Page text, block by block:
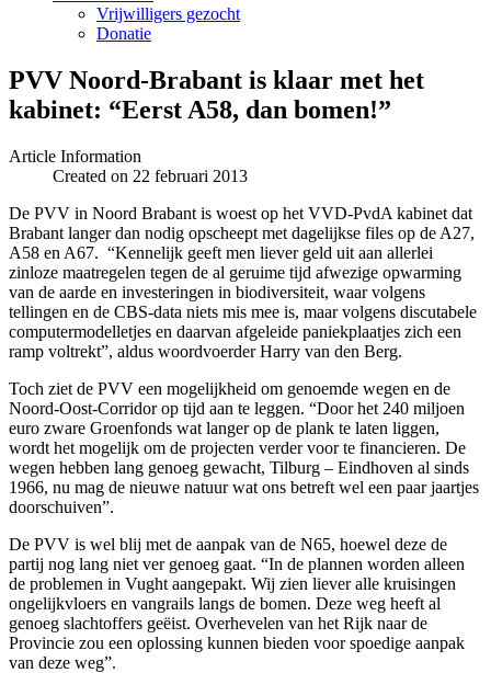
Vrijwilligers gezocht
Donatie
PVV Noord-Brabant is klaar met het
kabinet: “Eerst A58, dan bomen!”
Article Information
Created on 22 februari 2013
De PVV in Noord Brabant is woest op het VVD-PvdA kabinet dat
Brabant langer dan nodig opscheept met dagelijkse files op de A27,
A58 en A67. “Kennelijk geeft men liever geld uit aan allerlei
zinloze maatregelen tegen de al geruime tijd afwezige opwarming
van de aarde en investeringen in biodiversiteit, waar volgens
tellingen en de CBS-data niets mis mee is, maar volgens discutabele
computermodelletjes en daarvan afgeleide paniekplaatjes zich een
ramp voltrekt”, aldus woordvoerder Harry van den Berg.
Toch ziet de PVV een mogelijkheid om genoemde wegen en de
Noord-Oost-Corridor op tijd aan te leggen. “Door het 240 miljoen
euro zware Groenfonds wat langer op de plank te laten liggen,
wordt het mogelijk om de projecten verder voor te financieren. De
wegen hebben lang genoeg gewacht, Tilburg – Eindhoven al sinds
1966, nu mag de nieuwe natuur wat ons betreft wel een paar jaartjes
doorschuiven”.
De PVV is wel blij met de aanpak van de N65, hoewel deze de
partij nog lang niet ver genoeg gaat. “In de plannen worden alleen
de problemen in Vught aangepakt. Wij zien liever alle kruisingen
ongelijkvloers en vangrails langs de bomen. Deze weg heeft al
genoeg slachtoffers geëist. Overhevelen van het Rijk naar de
Provincie zou een oplossing kunnen bieden voor spoedige aanpak
van deze weg”.